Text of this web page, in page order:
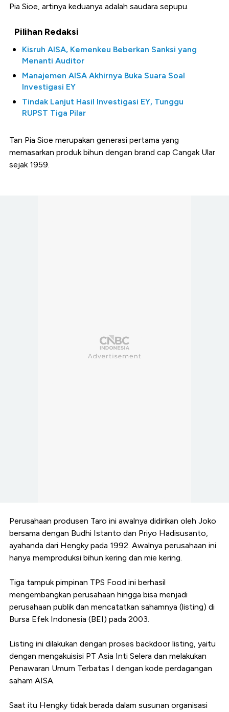
Pia Sioe, artinya keduanya adalah saudara sepupu.
Pilihan Redaksi
Kisruh AISA, Kemenkeu Beberkan Sanksi yang
Menanti Auditor
Manajemen AISA Akhirnya Buka Suara Soal
Investigasi EY
Tindak Lanjut Hasil Investigasi EY, Tunggu
RUPST Tiga Pilar
Tan Pia Sioe merupakan generasi pertama yang
memasarkan produk bihun dengan brand cap Cangak Ular
sejak 1959.
Perusahaan produsen Taro ini awalnya didirikan oleh Joko
bersama dengan Budhi Istanto dan Priyo Hadisusanto,
ayahanda dari Hengky pada 1992. Awalnya perusahaan ini
hanya memproduksi bihun kering dan mie kering.
Tiga tampuk pimpinan TPS Food ini berhasil
mengembangkan perusahaan hingga bisa menjadi
perusahaan publik dan mencatatkan sahamnya (listing) di
Bursa Efek Indonesia (BEI) pada 2003.
Listing ini dilakukan dengan proses backdoor listing, yaitu
dengan mengakuisisi PT Asia Inti Selera dan melakukan
Penawaran Umum Terbatas I dengan kode perdagangan
saham AISA.
Saat itu Hengky tidak berada dalam susunan organisasi